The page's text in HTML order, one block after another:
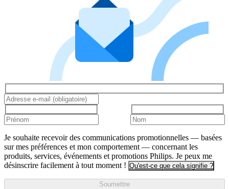
Je souhaite recevoir des communications promotionnelles — basées
sur mes préférences et mon comportement — concernant les
produits, services, événements et promotions Philips. Je peux me
désinscrire facilement à tout moment ! Qu'est-ce que cela signifie ?
Soumettre